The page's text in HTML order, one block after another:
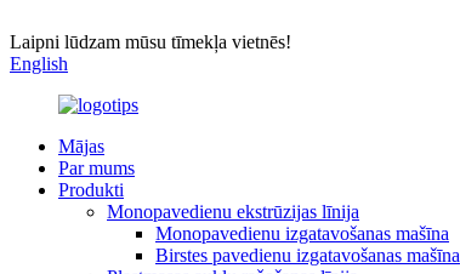
Laipni lūdzam mūsu tīmekļa vietnēs!
English
Mājas
Par mums
Produkti
Monopavedienu ekstrūzijas līnija
Monopavedienu izgatavošanas mašīna
Birstes pavedienu izgatavošanas mašīna